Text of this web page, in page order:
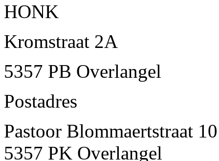
HONK
Kromstraat 2A
5357 PB Overlangel
Postadres
Pastoor Blommaertstraat 10
5357 PK Overlangel